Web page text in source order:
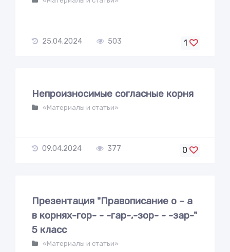
25.04.2024 503 1
Непроизносимые согласные корня
«Материалы и статьи»
09.04.2024 377 0
Презентация "Правописание о – а
в корнях-гор- - -гар-,-зор- - -зар-"
5 класс
«Материалы и статьи»